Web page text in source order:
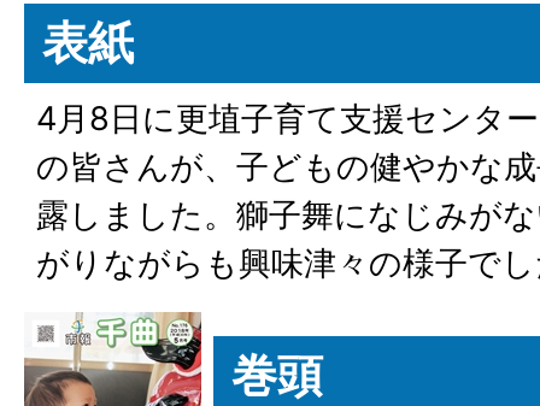
表紙
4月8日に更埴子育て支援センタ
の皆さんが、子どもの健やかな
露しました。獅子舞になじみが
がりながらも興味津々の様子で
巻頭